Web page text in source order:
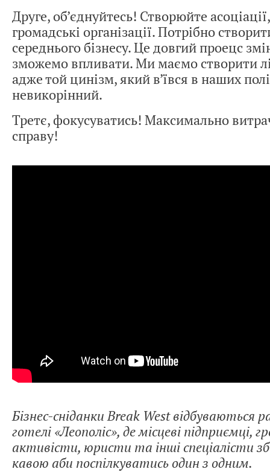
Друге, об’єднуйтесь! Створюйте
громадські організації. Потрібно
середнього бізнесу. Це довгий проецс
зможемо впливати. Ми маємо створити
адже той цинізм, який в’ївся в наших
невикорінний.
Третє, фокусуватись! Максимально
справу!
Бізнес-сніданки Break West відбуваються
готелі «Леополіс», де місцеві підприємці,
активісти, юристи та інші спеціалісти
кавою аби поспілкуватись один з одним.